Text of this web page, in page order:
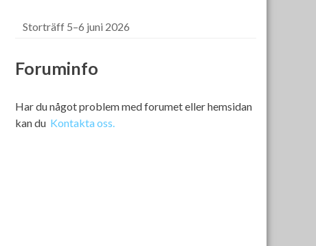
Storträff 5–6 juni 2026
Foruminfo
Har du något problem med forumet eller hemsidan
kan du Kontakta oss.